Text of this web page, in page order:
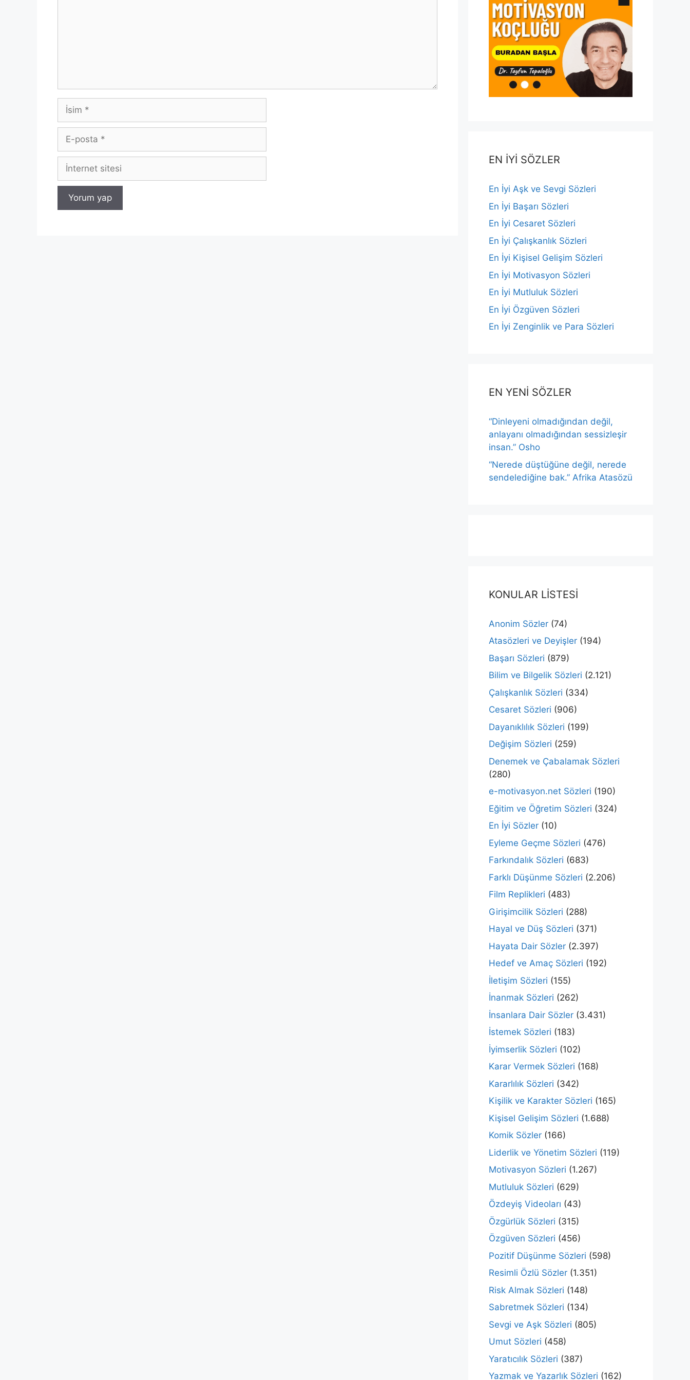
İsim
posta
İnternet
sitesi
EN İYİ SÖZLER
En İyi Aşk ve Sevgi Sözleri
En İyi Başarı Sözleri
En İyi Cesaret Sözleri
En İyi Çalışkanlık Sözleri
En İyi Kişisel Gelişim Sözleri
En İyi Motivasyon Sözleri
En İyi Mutluluk Sözleri
En İyi Özgüven Sözleri
En İyi Zenginlik ve Para Sözleri
EN YENİ SÖZLER
“Dinleyeni olmadığından değil,
anlayanı olmadığından sessizleşir
insan.” Osho
“Nerede düştüğüne değil, nerede
sendelediğine bak.” Afrika Atasözü
KONULAR LİSTESİ
Anonim Sözler (74)
Atasözleri ve Deyişler (194)
Başarı Sözleri (879)
Bilim ve Bilgelik Sözleri (2.121)
Çalışkanlık Sözleri (334)
Cesaret Sözleri (906)
Dayanıklılık Sözleri (199)
Değişim Sözleri (259)
Denemek ve Çabalamak Sözleri
(280)
e-motivasyon.net Sözleri (190)
Eğitim ve Öğretim Sözleri (324)
En İyi Sözler (10)
Eyleme Geçme Sözleri (476)
Farkındalık Sözleri (683)
Farklı Düşünme Sözleri (2.206)
Film Replikleri (483)
Girişimcilik Sözleri (288)
Hayal ve Düş Sözleri (371)
Hayata Dair Sözler (2.397)
Hedef ve Amaç Sözleri (192)
İletişim Sözleri (155)
İnanmak Sözleri (262)
İnsanlara Dair Sözler (3.431)
İstemek Sözleri (183)
İyimserlik Sözleri (102)
Karar Vermek Sözleri (168)
Kararlılık Sözleri (342)
Kişilik ve Karakter Sözleri (165)
Kişisel Gelişim Sözleri (1.688)
Komik Sözler (166)
Liderlik ve Yönetim Sözleri (119)
Motivasyon Sözleri (1.267)
Mutluluk Sözleri (629)
Özdeyiş Videoları (43)
Özgürlük Sözleri (315)
Özgüven Sözleri (456)
Pozitif Düşünme Sözleri (598)
Resimli Özlü Sözler (1.351)
Risk Almak Sözleri (148)
Sabretmek Sözleri (134)
Sevgi ve Aşk Sözleri (805)
Umut Sözleri (458)
Yaratıcılık Sözleri (387)
Yazmak ve Yazarlık Sözleri (162)